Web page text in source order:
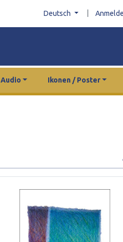
Deutsch
Audio Ikonen / Poster